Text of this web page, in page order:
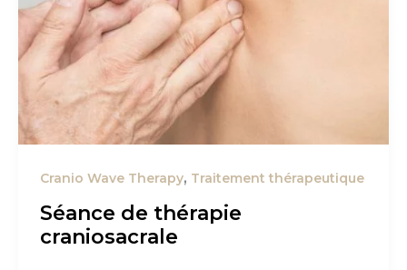
Cranio Wave Therapy, Traitement thérapeutique
Séance de thérapie
craniosacrale